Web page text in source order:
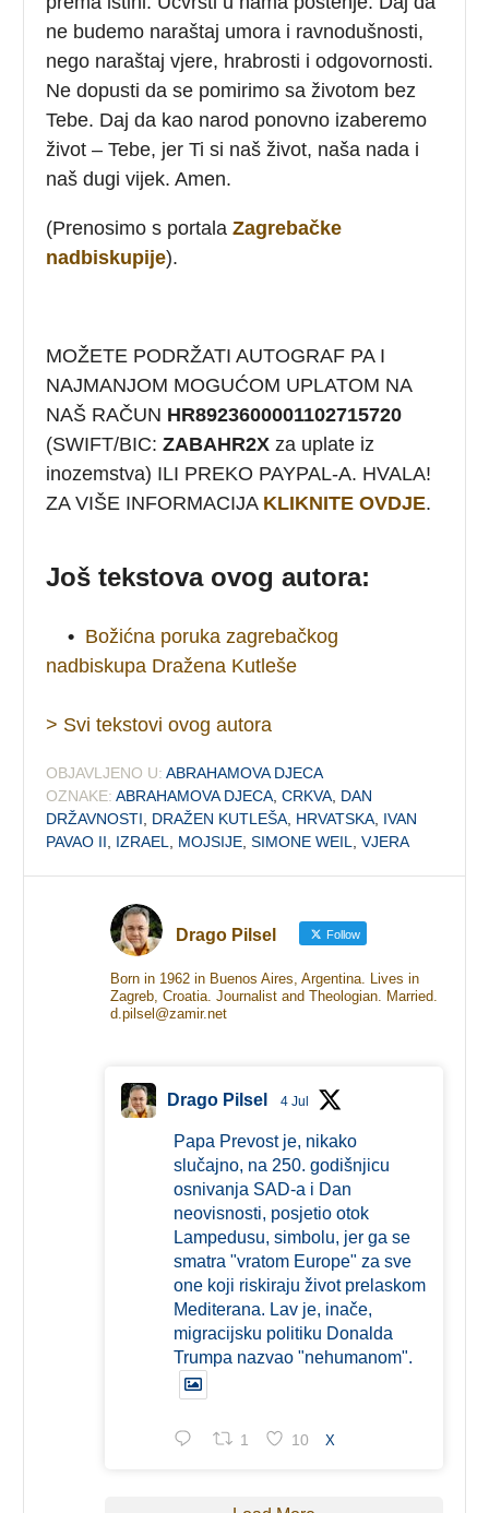
ne budemo naraštaj umora i ravnodušnosti,
nego naraštaj vjere, hrabrosti i odgovornosti.
Ne dopusti da se pomirimo sa životom bez
Tebe. Daj da kao narod ponovno izaberemo
život – Tebe, jer Ti si naš život, naša nada i
naš dugi vijek. Amen.
(Prenosimo s portala Zagrebačke
nadbiskupije).
MOŽETE PODRŽATI AUTOGRAF PA I
NAJMANJOM MOGUĆOM UPLATOM NA
NAŠ RAČUN HR8923600001102715720
(SWIFT/BIC: ZABAHR2X za uplate iz
inozemstva) ILI PREKO PAYPAL-A. HVALA!
ZA VIŠE INFORMACIJA KLIKNITE OVDJE.
Još tekstova ovog autora:
• Božićna poruka zagrebačkog
nadbiskupa Dražena Kutleše
> Svi tekstovi ovog autora
OBJAVLJENO U: ABRAHAMOVA DJECA
OZNAKE: ABRAHAMOVA DJECA ,CRKVA DAN
DRŽAVNOSTI
DRAŽEN KUTLEŠA HRVATSKA IVAN
PAVAO II
IZRAEL MOJSIJE ,SIMONE WEIL ,VJERA
Drago Pilsel Follow
Born in 1962 in Buenos Aires, Argentina. Lives in
Zagreb, Croatia. Journalist and Theologian. Married.
d.pilsel@zamir.net
Drago Pilsel 4 Jul
Papa Prevost je, nikako
slučajno, na 250. godišnjicu
osnivanja SAD-a i Dan
neovisnosti, posjetio otok
Lampedusu, simbolu, jer ga se
smatra "vratom Europe" za sve
one koji riskiraju život prelaskom
Mediterana. Lav je, inače,
migracijsku politiku Donalda
Trumpa nazvao "nehumanom".
1 10 X